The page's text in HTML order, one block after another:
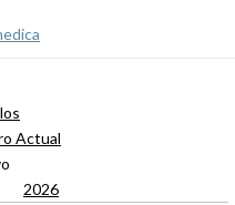
Actual
2026